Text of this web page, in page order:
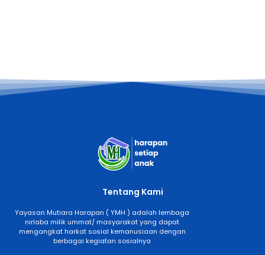
Tentang Kami
Yayasan Mutiara Harapan ( YMH ) adalah lembaga
nirlaba milik ummat/ masyarakat yang dapat
mengangkat harkat sosial kemanusiaan dengan
berbagai kegiatan sosialnya